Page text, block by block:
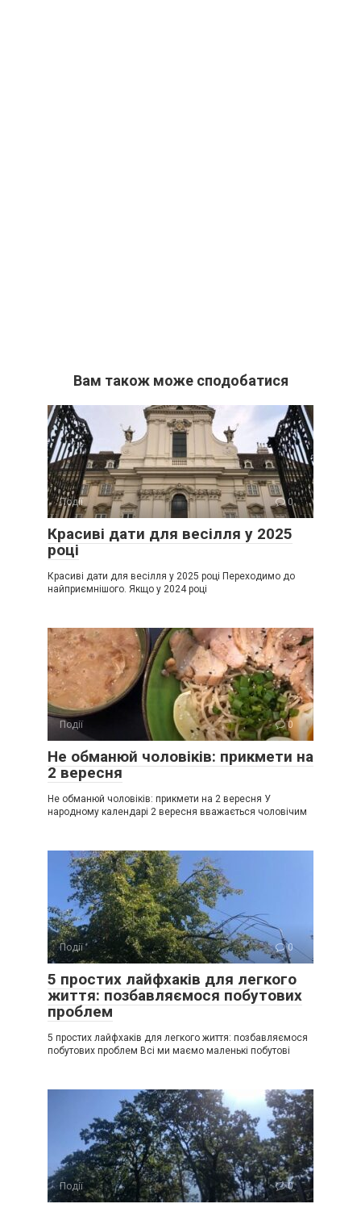
Вам також може сподобатися
Події 0
Красиві дати для весілля у 2025
році
Красиві дати для весілля у 2025 році Переходимо до
найприємнішого. Якщо у 2024 році
Події 0
Не обманюй чоловіків: прикмети на
2 вересня
Не обманюй чоловіків: прикмети на 2 вересня У
народному календарі 2 вересня вважається чоловічим
Події 0
5 простих лайфхаків для легкого
життя: позбавляємося побутових
проблем
5 простих лайфхаків для легкого життя: позбавляємося
побутових проблем Всі ми маємо маленькі побутові
Події 0